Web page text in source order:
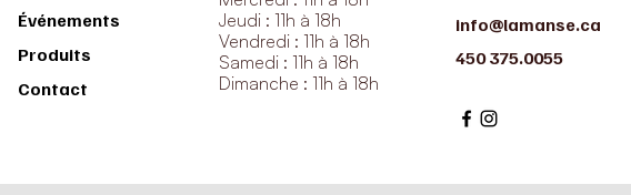
Événements
Produits
Contact
Jeudi : 11h à 18h
Vendredi : 11h à 18h
Samedi : 11h à 18h
Dimanche : 11h à 18h
info@lamanse.ca
450 375.0055